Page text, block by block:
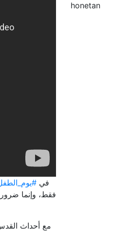
في
فقط، وإنما
مع أحداث
honetan